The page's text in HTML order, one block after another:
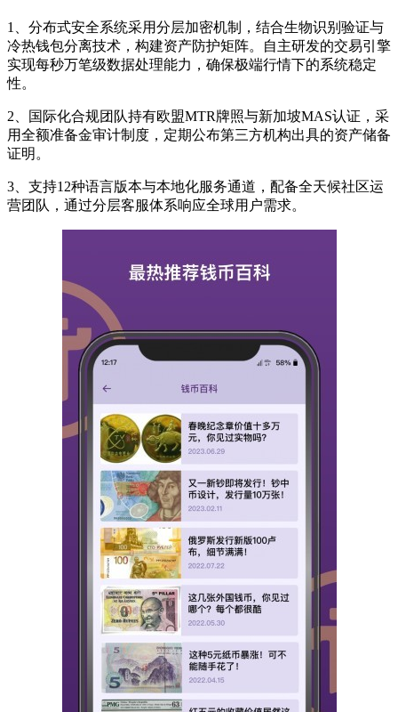
1、分布式安全系统采用分层加密机制，结合生物识别验证与
冷热钱包分离技术，构建资产防护矩阵。自主研发的交易引擎
实现每秒万笔级数据处理能力，确保极端行情下的系统稳定
性。
2、国际化合规团队持有欧盟MTR牌照与新加坡MAS认证，采
用全额准备金审计制度，定期公布第三方机构出具的资产储备
证明。
3、支持12种语言版本与本地化服务通道，配备全天候社区运
营团队，通过分层客服体系响应全球用户需求。